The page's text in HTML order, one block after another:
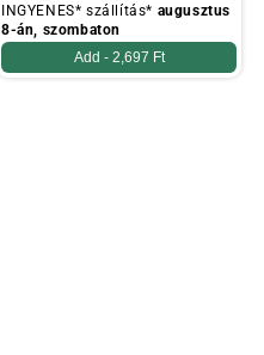
INGYENES* szállítás* augusztus
8-án, szombaton
Add - 2,697 Ft